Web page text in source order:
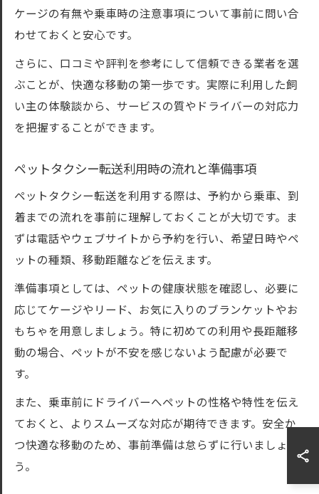
ケージの有無や乗車時の注意事項について事前に問い合
わせておくと安心です。
さらに、口コミや評判を参考にして信頼できる業者を選
ぶことが、快適な移動の第一歩です。実際に利用した飼
い主の体験談から、サービスの質やドライバーの対応力
を把握することができます。
ペットタクシー転送利用時の流れと準備事項
ペットタクシー転送を利用する際は、予約から乗車、到
着までの流れを事前に理解しておくことが大切です。ま
ずは電話やウェブサイトから予約を行い、希望日時やペ
ットの種類、移動距離などを伝えます。
準備事項としては、ペットの健康状態を確認し、必要に
応じてケージやリード、お気に入りのブランケットやお
もちゃを用意しましょう。特に初めての利用や長距離移
動の場合、ペットが不安を感じないよう配慮が必要で
す。
また、乗車前にドライバーへペットの性格や特性を伝え
ておくと、よりスムーズな対応が期待できます。安全か
つ快適な移動のため、事前準備は怠らずに行いましょ
う。